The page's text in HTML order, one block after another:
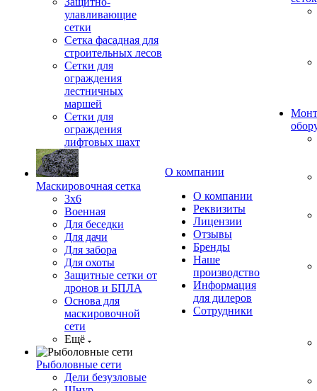
улавливающие
сетки
Сетка фасадная для
строительных лесов
Сетки для
ограждения
лестничных
маршей
Сетки для
ограждения
лифтовых шахт
Маскировочная сетка
3х6
Военная
Для беседки
Для дачи
Для забора
Для охоты
Защитные сетки от
дронов и БПЛА
Основа для
маскировочной
сети
Ещё
Рыболовные сети
Дели безузловые
О компании
О компании
Реквизиты
Лицензии
Отзывы
Бренды
Наше
производство
Информация
для дилеров
Сотрудники